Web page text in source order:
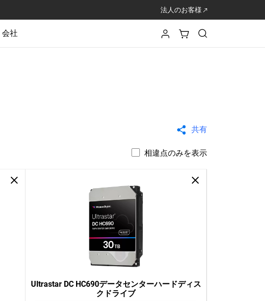
法人のお客様
会社
共有
相違点のみを表示
Ultrastar DC HC690データセンターハードディス
クドライブ